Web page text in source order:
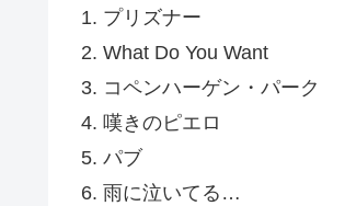
1. プリズナー
2. What Do You Want
3. コペンハーゲン・パーク
4. 嘆きのピエロ
5. パブ
6. 雨に泣いてる…